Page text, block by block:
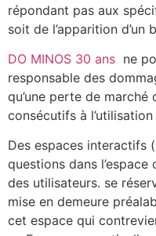
répondant pas aux
soit de l’apparition d’un
DO MINOS 30 ans ne
responsable des
qu’une perte de marché
consécutifs à
Des espaces interactifs
questions dans
des utilisateurs. se
mise en demeure
cet espace qui